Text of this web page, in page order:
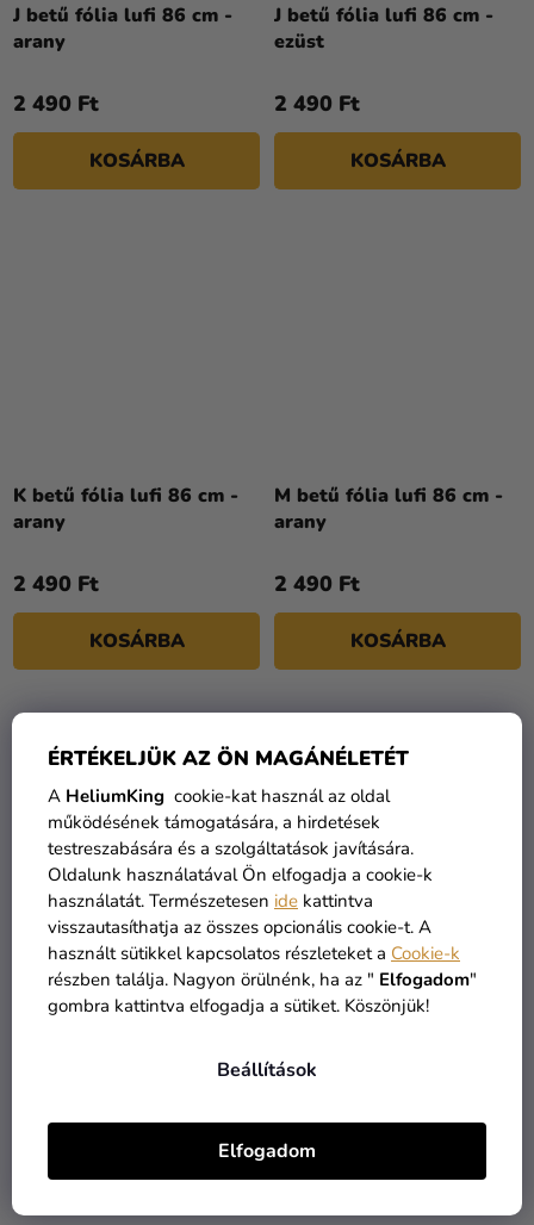
ÉRTÉKELJÜK AZ ÖN MAGÁNÉLETÉT
A HeliumKing cookie-kat használ az oldal
működésének támogatására, a hirdetések
testreszabására és a szolgáltatások javítására.
Oldalunk használatával Ön elfogadja a cookie-k
használatát. Természetesen ide kattintva
visszautasíthatja az összes opcionális cookie-t. A
használt sütikkel kapcsolatos részleteket a Cookie-k
részben találja. Nagyon örülnénk, ha az " Elfogadom"
gombra kattintva elfogadja a sütiket. Köszönjük!
Beállítások
Elfogadom
J betű fólia lufi 86 cm -
arany
2 490 Ft
KOSÁRBA
J betű fólia lufi 86 cm -
ezüst
2 490 Ft
KOSÁRBA
K betű fólia lufi 86 cm -
arany
2 490 Ft
KOSÁRBA
M betű fólia lufi 86 cm -
arany
2 490 Ft
KOSÁRBA
M betű fólia lufi 86 cm -
ezüst
KOSÁRBA
N betű fólia lufi 86 cm -
arany
2 490 Ft
KOSÁRBA